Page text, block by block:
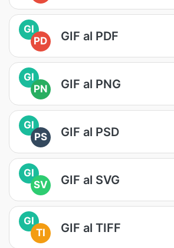
GI
PD
GIF al PDF
GI
PN
GIF al PNG
GI
PS
GIF al PSD
GI
SV
GIF al SVG
GI
TI
GIF al TIFF